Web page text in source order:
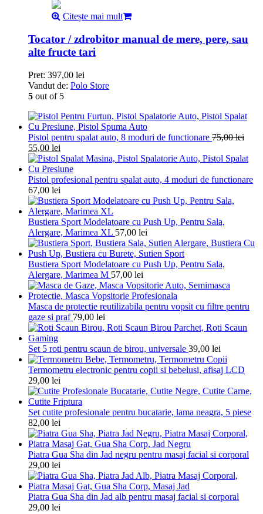
Citește mai mult
Tocator / zdrobitor manual de mere, pere, sau
alte fructe tari
Pret: 397,00 lei
Vandut de: Polo Store
5 out of 5
Pistol pentru spalat auto, 8 moduri de functionare 75,00lei
55,00 lei
Pistol profesional pentru spalat auto, 4 moduri de functionare
67,00 lei
Bustiera Sport Modelatoare cu Push Up, Pentru Sala,
Alergare, Marimea XL 57,00 lei
Bustiera Sport Modelatoare cu Push Up, Pentru Sala,
Alergare, Marimea M 57,00 lei
Masca de protectie reutilizabila pentru vopsit cu filtre pentru
gaze si praf 79,00 lei
Set 5 roti pentru scaun de birou, universale 39,00 lei
Termometru electronic pentru copii si bebelusi, afisaj LCD
29,00 lei
Set cutite profesionale pentru bucatarie, lama neagra, 5 piese
82,00 lei
Piatra Gua Sha din Jad negru pentru masaj facial si corporal
29,00 lei
Piatra Gua Sha din Jad alb pentru masaj facial si corporal
29,00 lei